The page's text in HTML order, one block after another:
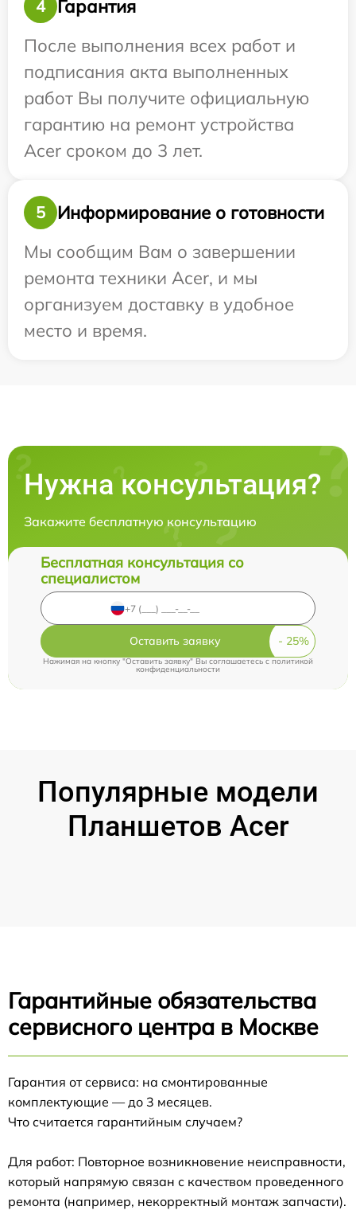
4
Гарантия
После выполнения всех работ и
подписания акта выполненных
работ Вы получите официальную
гарантию на ремонт устройства
Acer сроком до 3 лет.
5
Информирование о готовности
Мы сообщим Вам о завершении
ремонта техники Acer, и мы
организуем доставку в удобное
место и время.
Нужна консультация?
Закажите бесплатную консультацию
Бесплатная консультация со
специалистом
Оставить заявку
Нажимая на кнопку "Оставить заявку" Вы соглашаетесь cполитикой
конфиденциальности
Популярные модели
Планшетов Acer
Гарантийные обязательства
сервисного центра в Москве
Гарантия от сервиса: на смонтированные
комплектующие — до 3 месяцев.
Что считается гарантийным случаем?
Для работ: Повторное возникновение неисправности,
который напрямую связан с качеством проведенного
ремонта (например, некорректный монтаж запчасти).